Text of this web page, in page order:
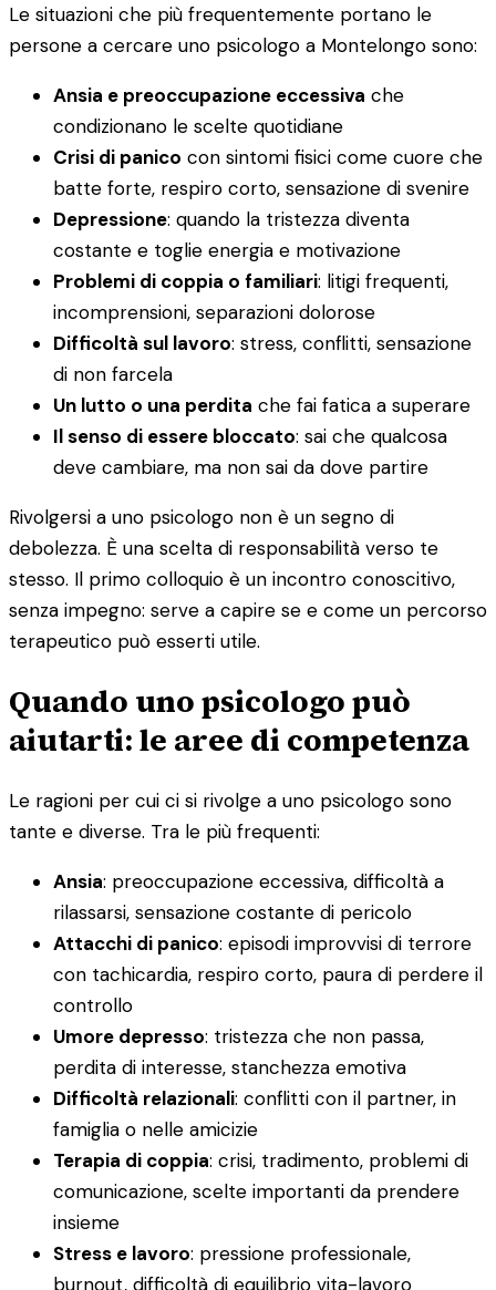
Le situazioni che più frequentemente portano le
persone a cercare uno psicologo a Montelongo sono:
Ansia e preoccupazione eccessiva che
condizionano le scelte quotidiane
Crisi di panico con sintomi fisici come cuore che
batte forte, respiro corto, sensazione di svenire
Depressione: quando la tristezza diventa
costante e toglie energia e motivazione
Problemi di coppia o familiari: litigi frequenti,
incomprensioni, separazioni dolorose
Difficoltà sul lavoro: stress, conflitti, sensazione
di non farcela
Un lutto o una perdita che fai fatica a superare
Il senso di essere bloccato: sai che qualcosa
deve cambiare, ma non sai da dove partire
Rivolgersi a uno psicologo non è un segno di
debolezza. È una scelta di responsabilità verso te
stesso. Il primo colloquio è un incontro conoscitivo,
senza impegno: serve a capire se e come un percorso
terapeutico può esserti utile.
Quando uno psicologo può
aiutarti: le aree di competenza
Le ragioni per cui ci si rivolge a uno psicologo sono
tante e diverse. Tra le più frequenti:
Ansia: preoccupazione eccessiva, difficoltà a
rilassarsi, sensazione costante di pericolo
Attacchi di panico: episodi improvvisi di terrore
con tachicardia, respiro corto, paura di perdere il
controllo
Umore depresso: tristezza che non passa,
perdita di interesse, stanchezza emotiva
Difficoltà relazionali: conflitti con il partner, in
famiglia o nelle amicizie
Terapia di coppia: crisi, tradimento, problemi di
comunicazione, scelte importanti da prendere
insieme
Stress e lavoro: pressione professionale,
burnout, difficoltà di equilibrio vita-lavoro